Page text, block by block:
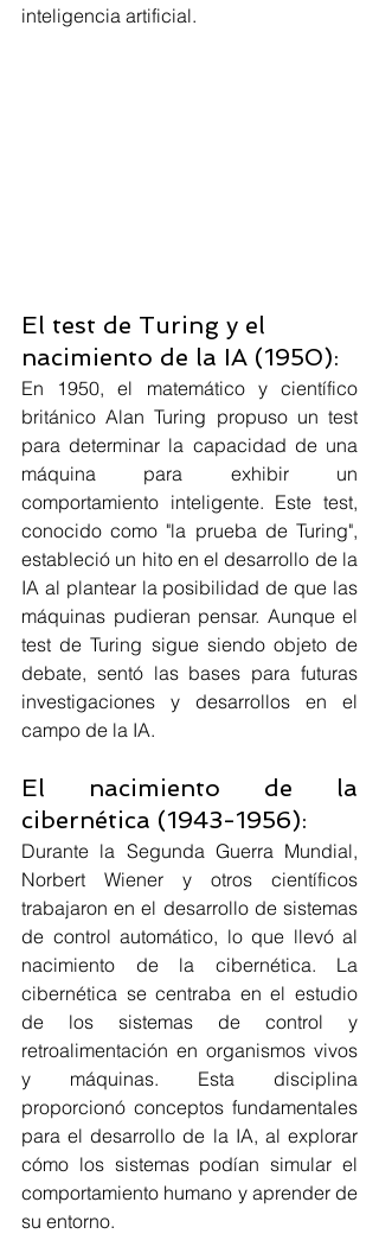
inteligencia artificial.
El test de Turing y el
nacimiento de la IA (1950):
En 1950, el matemático y científico
británico Alan Turing propuso un test
para determinar la capacidad de una
máquina para exhibir un
comportamiento inteligente. Este test,
conocido como "la prueba de Turing",
estableció un hito en el desarrollo de la
IA al plantear la posibilidad de que las
máquinas pudieran pensar. Aunque el
test de Turing sigue siendo objeto de
debate, sentó las bases para futuras
investigaciones y desarrollos en el
campo de la IA.
El nacimiento de la
cibernética (1943-1956):
Durante la Segunda Guerra Mundial,
Norbert Wiener y otros científicos
trabajaron en el desarrollo de sistemas
de control automático, lo que llevó al
nacimiento de la cibernética. La
cibernética se centraba en el estudio
de los sistemas de control y
retroalimentación en organismos vivos
y máquinas. Esta disciplina
proporcionó conceptos fundamentales
para el desarrollo de la IA, al explorar
cómo los sistemas podían simular el
comportamiento humano y aprender de
su entorno.